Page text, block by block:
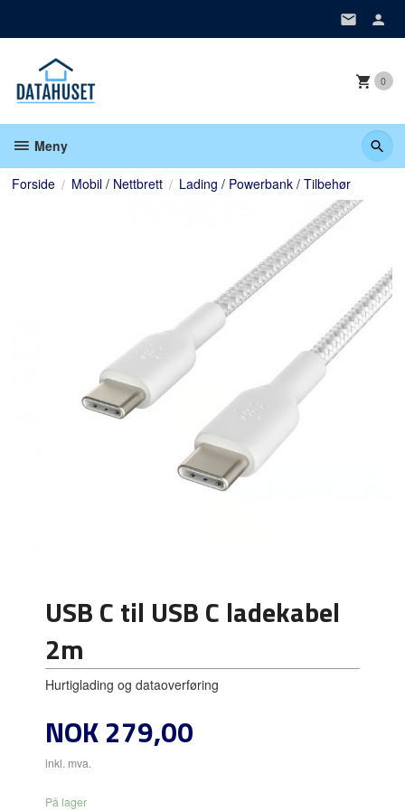
0
Meny
Forside Mobil / Nettbrett Lading / Powerbank / Tilbehør
USB C til USB C ladekabel
2m
Hurtiglading og dataoverføring
Pris
NOK279,00
inkl. mva.
På lager